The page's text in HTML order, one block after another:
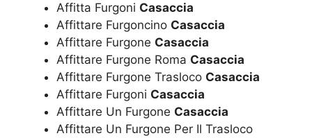
Affitta Furgoni Casaccia
Affittare Furgoncino Casaccia
Affittare Furgone Casaccia
Affittare Furgone Roma Casaccia
Affittare Furgone Trasloco Casaccia
Affittare Furgoni Casaccia
Affittare Un Furgone Casaccia
Affittare Un Furgone Per Il Trasloco